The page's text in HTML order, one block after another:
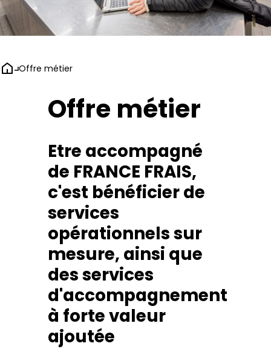
Offre métier
Offre métier
Etre accompagné
de FRANCE FRAIS,
c'est bénéficier de
services
opérationnels sur
mesure, ainsi que
des services
d'accompagnement
à forte valeur
ajoutée